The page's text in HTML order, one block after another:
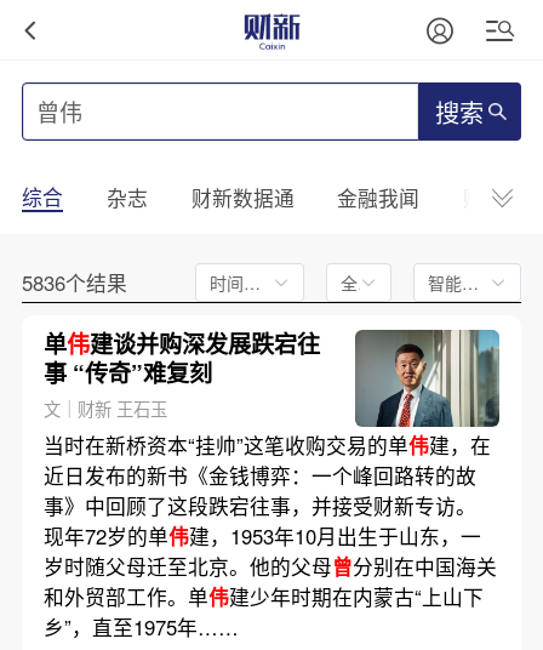
搜索
综合 杂志 财新数据通 金融我闻 财新
5836个结果 时间不限 全文 智能排序
单伟建谈并购深发展跌宕往
事 “传奇”难复刻
文｜财新 王石玉
当时在新桥资本“挂帅”这笔收购交易的单伟建，在
近日发布的新书《金钱博弈：一个峰回路转的故
事》中回顾了这段跌宕往事，并接受财新专访。
现年72岁的单伟建，1953年10月出生于山东，一
岁时随父母迁至北京。他的父母曾分别在中国海关
和外贸部工作。单伟建少年时期在内蒙古“上山下
乡”，直至1975年……